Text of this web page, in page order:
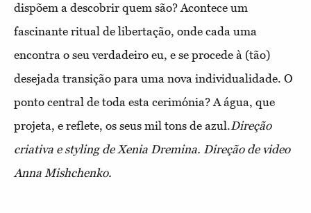
dispõem a descobrir quem são? Acontece um
fascinante ritual de libertação, onde cada uma
encontra o seu verdadeiro eu, e se procede à (tão)
desejada transição para uma nova individualidade. O
ponto central de toda esta cerimónia? A água, que
projeta, e reflete, os seus mil tons de azul.Direção
criativa e styling de Xenia Dremina. Direção de video
Anna Mishchenko.